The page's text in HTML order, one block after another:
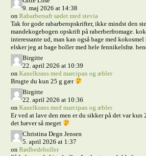
9. maj 2026 at 14:38
onRabarbersaft sødet med stevia
Tak for gode rabarberopskrifter, ikke mindst den
mandekogebogen opskrift på raberberfromage.
interessante ud, man kan også bage med
elsker jeg at bage boller med hele fennikelsfrø.
Birgitte
22. april 2026 at 10:39
onKanelkrans med marcipan og æbler
Brugte du kun 25 g gær
Birgitte
22. april 2026 at 10:36
onKanelkrans med marcipan og æbler
Er ved at lave den men er du sikker på det var kun
det hæver så meget
Christina Degn Jensen
5. april 2026 at 1:37
onRødbedeboller